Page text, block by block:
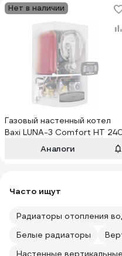
Нет в наличии
Газовый настенный котел
Baxi LUNA-3 Comfort HT
Аналоги
Часто ищут
Радиаторы отопления
Белые радиаторы
Настенные